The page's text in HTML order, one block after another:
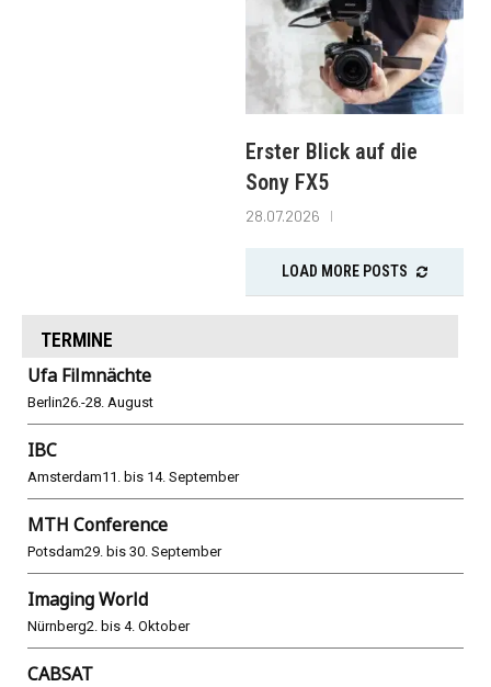
Erster Blick auf die
Sony FX5
28.07.2026
LOAD MORE POSTS
TERMINE
Ufa Filmnächte
Berlin26.-28. August
IBC
Amsterdam11. bis 14. September
MTH Conference
Potsdam29. bis 30. September
Imaging World
Nürnberg2. bis 4. Oktober
CABSAT